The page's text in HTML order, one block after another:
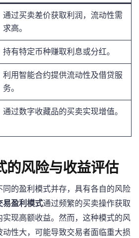
通过买卖差价获取利润，流动性需
求高。
持有特定币种赚取利息或分红。
利用智能合约提供流动性及借贷服
务。
通过数字收藏品的买卖实现增值。
的风险与收益评估
的盈利模式并存，具有各自的风险
易盈利模式通过频繁的买卖操作获取
现高额收益。然而，这种模式的风
动性大，可能导致交易者面临重大损